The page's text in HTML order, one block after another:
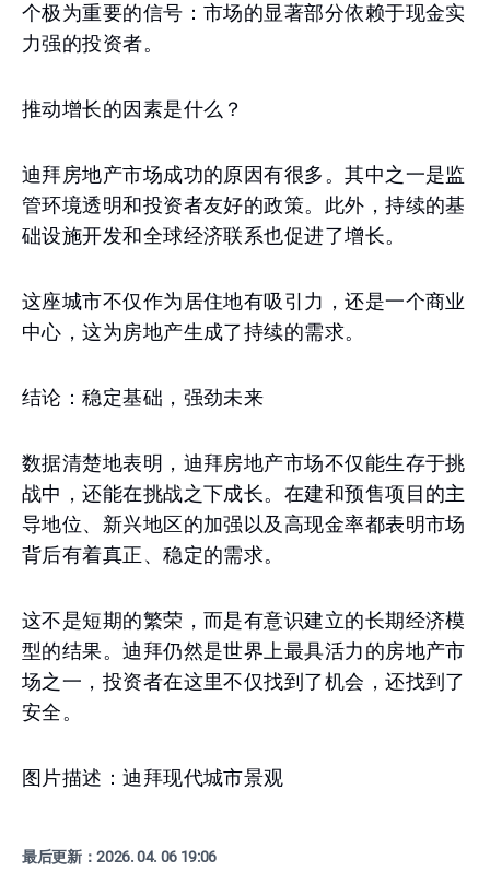
个极为重要的信号：市场的显著部分依赖于现金实
力强的投资者。
推动增长的因素是什么？
迪拜房地产市场成功的原因有很多。其中之一是监
管环境透明和投资者友好的政策。此外，持续的基
础设施开发和全球经济联系也促进了增长。
这座城市不仅作为居住地有吸引力，还是一个商业
中心，这为房地产生成了持续的需求。
结论：稳定基础，强劲未来
数据清楚地表明，迪拜房地产市场不仅能生存于挑
战中，还能在挑战之下成长。在建和预售项目的主
导地位、新兴地区的加强以及高现金率都表明市场
背后有着真正、稳定的需求。
这不是短期的繁荣，而是有意识建立的长期经济模
型的结果。迪拜仍然是世界上最具活力的房地产市
场之一，投资者在这里不仅找到了机会，还找到了
安全。
图片描述：迪拜现代城市景观
最后更新：2026. 04. 06 19:06